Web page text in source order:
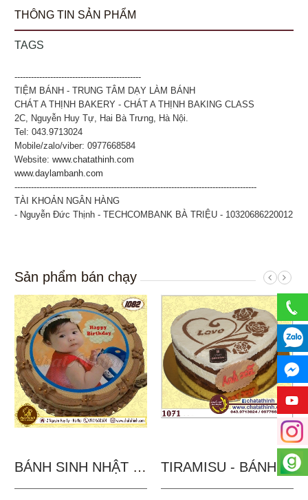
THÔNG TIN SẢN PHẨM
TAGS
----------------------------------------------
TIỆM BÁNH - TRUNG TÂM DẠY LÀM BÁNH
CHÁT A THỊNH BAKERY - CHÁT A THỊNH BAKING CLASS
2C, Nguyễn Huy Tự, Hai Bà Trưng, Hà Nội.
Tel: 043.9713024
Mobile/zalo/viber: 0977668584
Website:www.chatathinh.com
www.daylambanh.com
----------------------------------------------------------------------------------------
TÀI KHOẢN NGÂN HÀNG
- Nguyễn Đức Thịnh - TECHCOMBANK BÀ TRIỆU - 10320686220012
Sản phẩm bán chạy
BÁNH SINH NHẬT IN... TIRAMISU - BÁNH TẶNG...